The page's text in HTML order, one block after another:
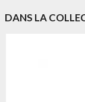
DANS LA